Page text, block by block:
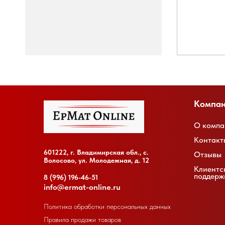
601222, г. Владимирская обл., с.
Волосово, ул. Молодежная, д. 12
8 (996) 196-46-51
info@ermat-online.ru
Политика обработки персональных данных
Правила продажи товаров
О
Отзывы